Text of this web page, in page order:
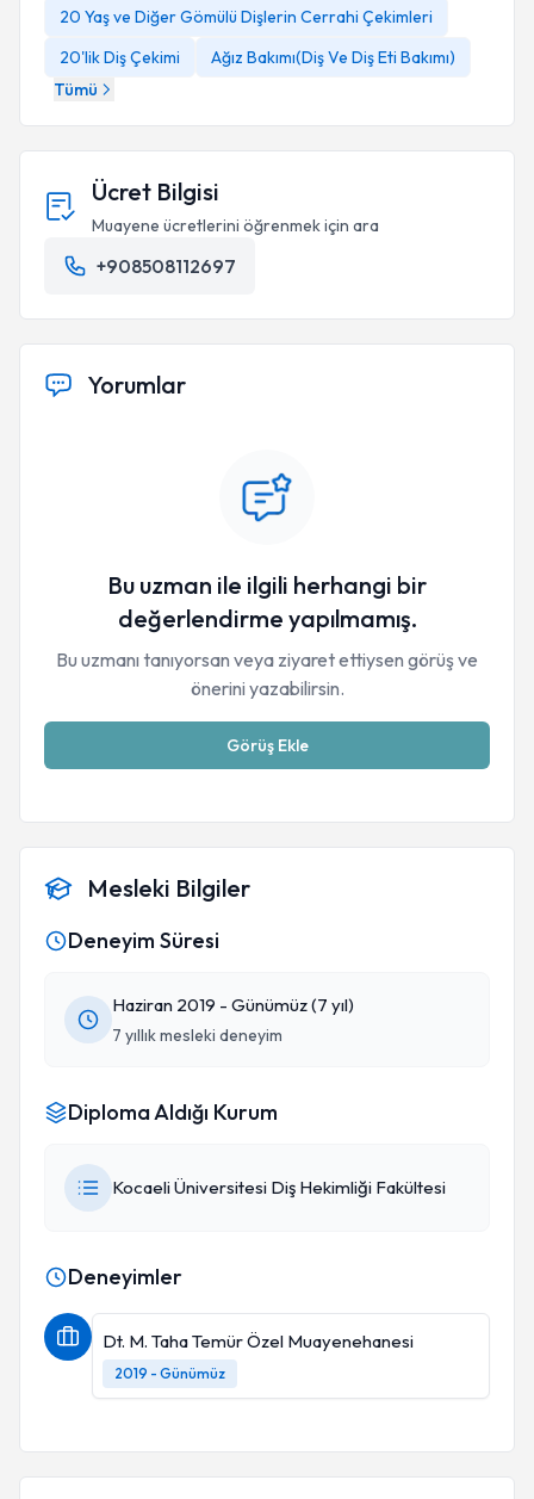
20 Yaş ve Diğer Gömülü Dişlerin Cerrahi Çekimleri
20'lik Diş Çekimi
Ağız Bakımı(Diş Ve Diş Eti Bakımı)
Tümü
Ücret Bilgisi
Muayene ücretlerini öğrenmek için ara
+908508112697
Yorumlar
Bu uzman ile ilgili herhangi bir
değerlendirme yapılmamış.
Bu uzmanı tanıyorsan veya ziyaret ettiysen görüş ve
önerini yazabilirsin.
Görüş Ekle
Mesleki Bilgiler
Deneyim Süresi
Haziran 2019 - Günümüz (7 yıl)
7 yıllık mesleki deneyim
Diploma Aldığı Kurum
Kocaeli Üniversitesi Diş Hekimliği Fakültesi
Deneyimler
Dt. M. Taha Temür Özel Muayenehanesi
2019 - Günümüz